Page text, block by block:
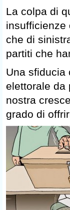
La colpa di
insufficienze
che di
partiti che
Una sfiducia
elettorale da
nostra
grado di